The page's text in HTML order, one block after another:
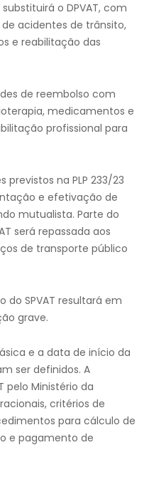
substituirá o DPVAT, com
acidentes de trânsito,
e reabilitação das
de reembolso com
medicamentos e
profissional para
na PLP 233/23
e efetivação de
mutualista. Parte do
será repassada aos
de transporte público
SPVAT resultará em
grave.
e a data de início da
ser definidos. A
pelo Ministério da
critérios de
para cálculo de
e pagamento de